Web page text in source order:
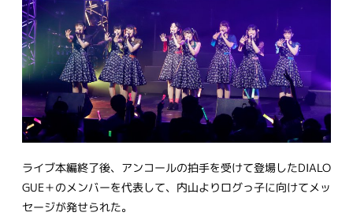
ライブ本編終了後、アンコールの拍手を受けて登場したDIALO
GUE＋のメンバーを代表して、内山よりログっ子に向けてメッ
セージが発せられた。